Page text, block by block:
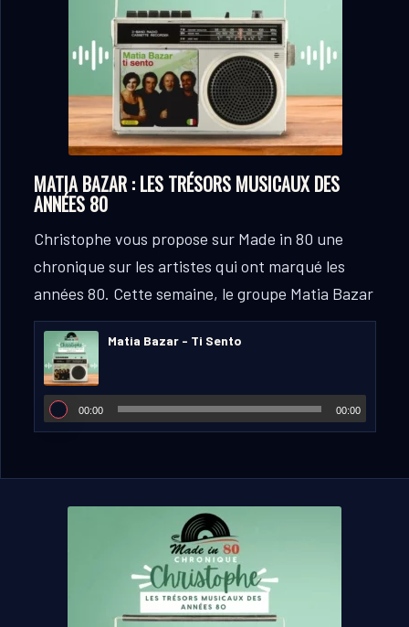
MATIA BAZAR : LES TRÉSORS MUSICAUX DES
ANNÉES 80
Christophe vous propose sur Made in 80 une
chronique sur les artistes qui ont marqué les
années 80. Cette semaine, le groupe Matia Bazar
Matia Bazar - Ti Sento
00:00 00:00